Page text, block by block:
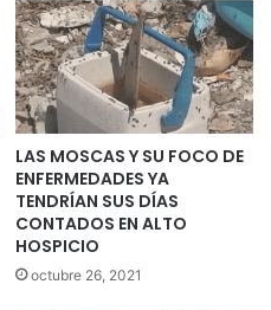
LAS MOSCAS Y SU FOCO DE
ENFERMEDADES YA
TENDRÍAN SUS DÍAS
CONTADOS EN ALTO
HOSPICIO
octubre 26, 2021